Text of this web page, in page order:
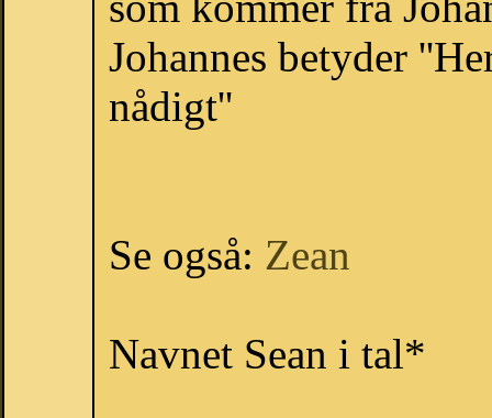
Johannes betyder
nådigt''
Se også: Zean
Navnet Sean i tal*